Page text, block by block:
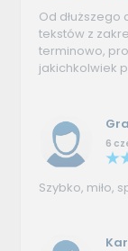
Od dłuższego
tekstów z
terminowo,
jakichkolwiek
6
Szybko, miło,